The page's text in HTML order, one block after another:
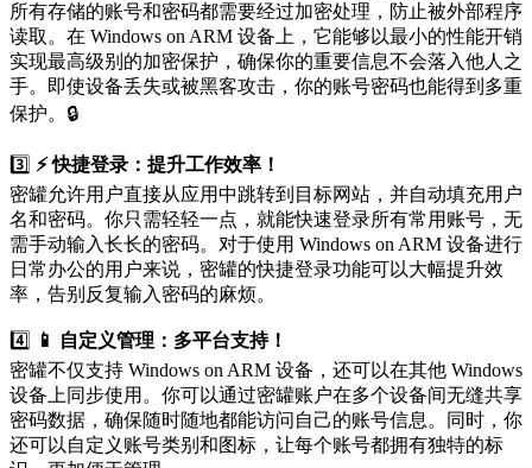
所有存储的账号和密码都需要经过加密处理，防止被外部程序
读取。在 Windows on ARM 设备上，它能够以最小的性能开销
实现最高级别的加密保护，确保你的重要信息不会落入他人之
手。即使设备丢失或被黑客攻击，你的账号密码也能得到多重
保护。🔒
3️⃣ ⚡ 快捷登录：提升工作效率！
密罐允许用户直接从应用中跳转到目标网站，并自动填充用户
名和密码。你只需轻轻一点，就能快速登录所有常用账号，无
需手动输入长长的密码。对于使用 Windows on ARM 设备进行
日常办公的用户来说，密罐的快捷登录功能可以大幅提升效
率，告别反复输入密码的麻烦。
4️⃣
📱 自定义管理：多平台支持！
密罐不仅支持 Windows on ARM 设备，还可以在其他 Windows
设备上同步使用。你可以通过密罐账户在多个设备间无缝共享
密码数据，确保随时随地都能访问自己的账号信息。同时，你
还可以自定义账号类别和图标，让每个账号都拥有独特的标